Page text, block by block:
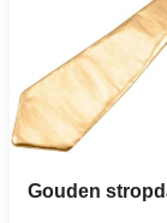
Gouden